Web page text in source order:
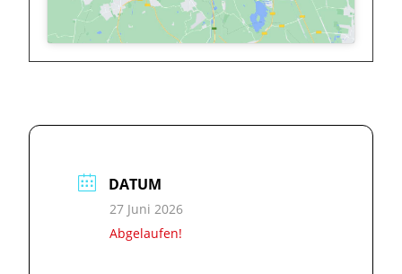
DATUM
27 Juni 2026
Abgelaufen!